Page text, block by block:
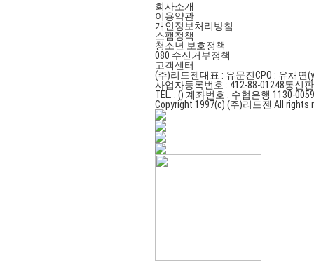
회사소개
이용약관
개인정보처리방침
스팸정책
청소년 보호정책
080 수신거부정책
고객센터
(주)리드젠대표 : 유문진CPO : 유채연
사업자등록번호 : 412-88-01248통신
TEL. . () 계좌번호 : 수협은행 1130-
Copyright 1997(c) (주)리드젠 All rights